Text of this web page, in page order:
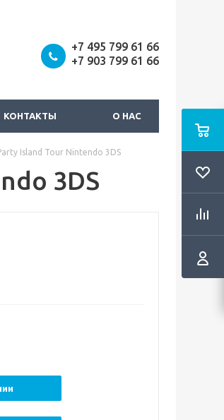
+7 495 799 61 66
+7 903 799 61 66
КОНТАКТЫ О НАС
Island Tour Nintendo 3DS
3DS